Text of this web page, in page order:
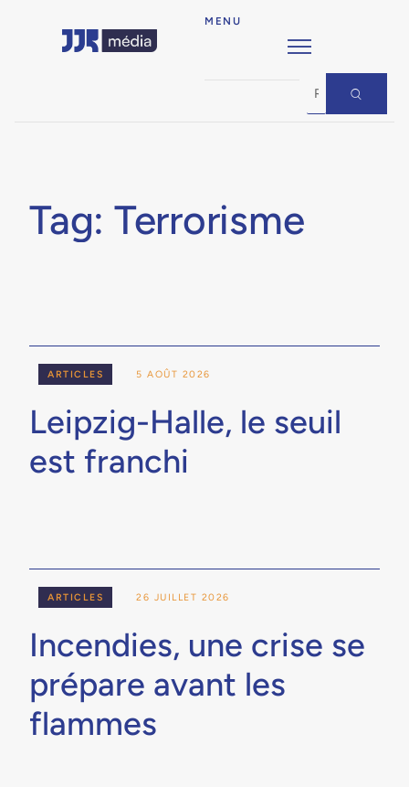
MENU
Tag: Terrorisme
Leipzig-Halle, le seuil
est franchi
5 AOÛT 2026
ARTICLES
Incendies, une crise se
prépare avant les
flammes
26 JUILLET 2026
ARTICLES